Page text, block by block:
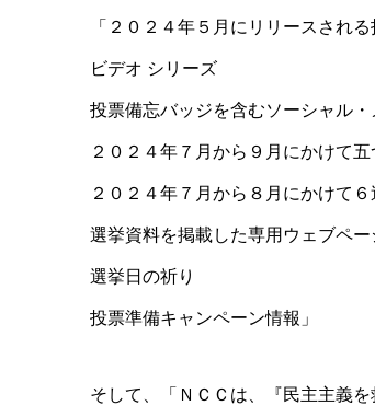
「２０２４年５月にリリースされ
ビデオ シリーズ
投票備忘バッジを含むソーシャル
２０２４年７月から９月にかけて
２０２４年７月から８月にかけて
選挙資料を掲載した専用ウェブペー
選挙日の祈り
投票準備キャンペーン情報」
そして、「ＮＣＣは、『民主主義